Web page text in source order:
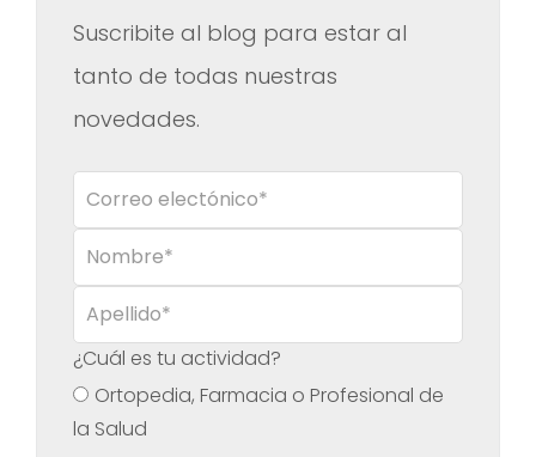
Suscribite al blog para estar al
tanto de todas nuestras
novedades.
¿Cuál es tu actividad?
Ortopedia, Farmacia o Profesional de
la Salud